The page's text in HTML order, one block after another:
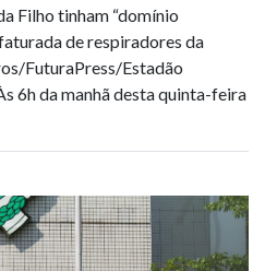
Filho tinham “domínio
de respiradores da
FuturaPress/Estadão
6h da manhã desta quinta-feira